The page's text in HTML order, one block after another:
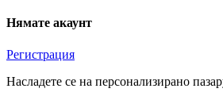
Нямате акаунт
Регистрация
Насладете се на персонализирано